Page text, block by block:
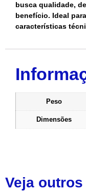
busca qualidade,
benefício. Ideal
características
Peso
Dimensões
Veja